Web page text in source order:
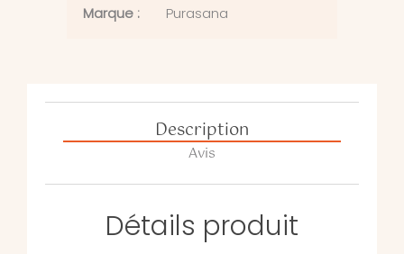
Marque :
Purasana
Description
Avis
Détails produit